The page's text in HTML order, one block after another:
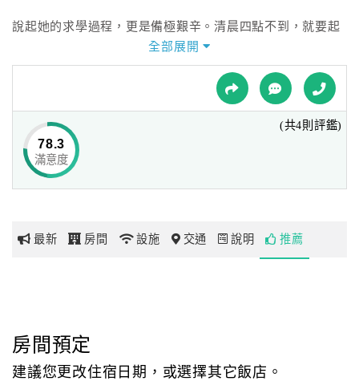
球
網
玩
地
圖
說起她的求學過程，更是備極艱辛。清晨四點不到，就要起
床做早餐、洗全家大小的衣服，
一邊做事一邊把握時間背課文、記單字。鄉下交通不便，忙
到五點，就要出門搭公車，再轉火車，
火車到站還要騎腳踏車才能到校，如此輾轉方完成高職學
§她的生命轉機
力賺錢，蓋一間歐式別墅，脫離貧困的生活。
半是警察的不穩定作息，為了就近照顧自己的孩子，
經與先生商量之後，她便到原本相當排斥的幼稚園工作。
全部展開
78.3
滿意度
(共4則評鑑)
最新 房間 設施 交通 說明 推薦
房間預定
建議您更改住宿日期，或選擇其它飯店。